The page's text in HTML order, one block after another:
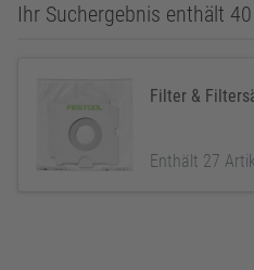
Ihr Suchergebnis enthält
Filter &
Enthält 27